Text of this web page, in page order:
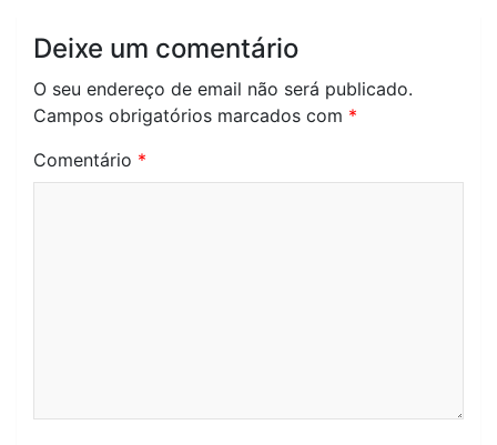
Deixe um comentário
O seu endereço de email não será publicado.
Campos obrigatórios marcados com *
Comentário *